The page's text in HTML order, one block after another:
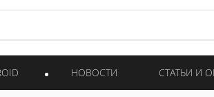
НОВОСТИ СТАТЬИ И